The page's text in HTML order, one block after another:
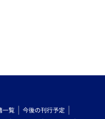
一覧
今後の刊行予定